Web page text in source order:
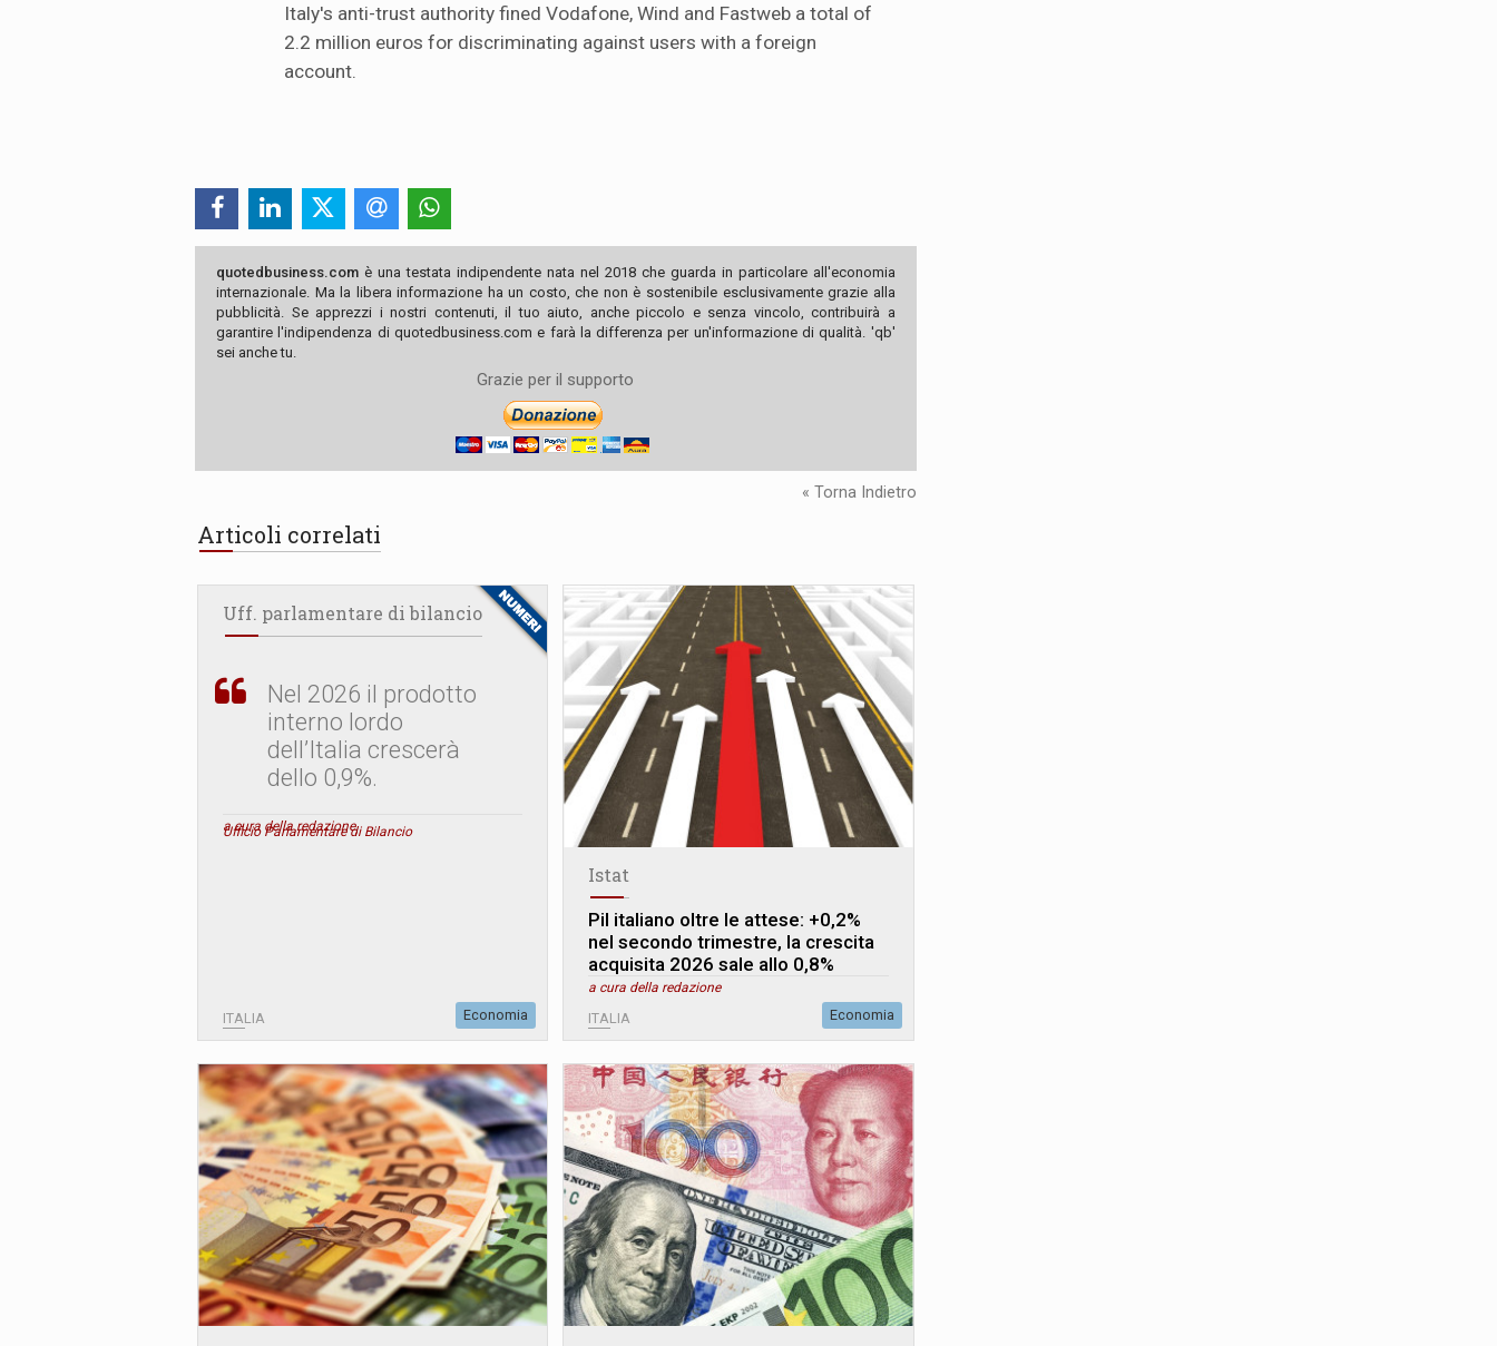
Italy's anti-trust authority fined Vodafone, Wind and Fastweb a total of
2.2 million euros for discriminating against users with a foreign
account.
quotedbusiness.com è una testata indipendente nata nel 2018 che guarda in particolare all'economia
internazionale. Ma la libera informazione ha un costo, che non è sostenibile esclusivamente grazie alla
pubblicità. Se apprezzi i nostri contenuti, il tuo aiuto, anche piccolo e senza vincolo, contribuirà a
garantire l'indipendenza di quotedbusiness.com e farà la differenza per un'informazione di qualità. 'qb'
sei anche tu.
Grazie per il supporto
« Torna Indietro
Articoli correlati
Uff. parlamentare di bilancio
Nel 2026 il prodotto
interno lordo
dell’Italia crescerà
dello 0,9%.
a cura della redazione
Ufficio Parlamentare di Bilancio
ITALIA Economia
Istat
Pil italiano oltre le attese: +0,2%
nel secondo trimestre, la crescita
acquisita 2026 sale allo 0,8%
a cura della redazione
ITALIA Economia